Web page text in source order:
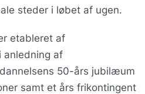
steder i løbet af ugen.
etableret af
anledning af
50-års jubilæum
samt et års frikontingent